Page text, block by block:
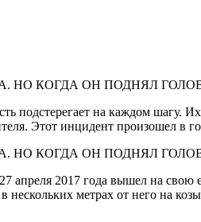
на каждом шагу.
Этот инцидент произошел в
апреля 2017 года вышел на
нескольких метрах от него на